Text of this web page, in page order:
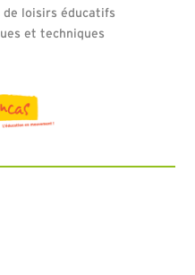
de loisirs éducatifs
et techniques